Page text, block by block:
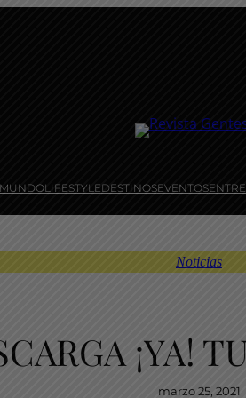
MUNDOLIFESTYLEDESTINOSEVENTOS
Noticias
¡YA!
marzo 25, 2021